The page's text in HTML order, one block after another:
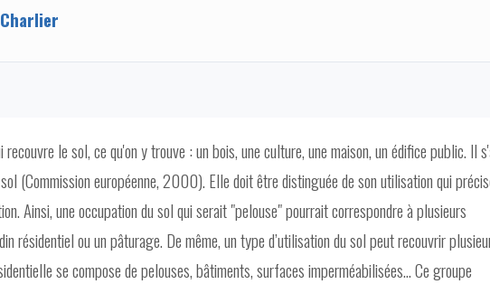
recouvre le sol, ce qu'on y trouve : un bois, une culture, une maison, un édifice public. Il
(Commission européenne, 2000). Elle doit être distinguée de son utilisation qui
Ainsi, une occupation du sol qui serait "pelouse" pourrait correspondre à plusieurs
résidentiel ou un pâturage. De même, un type d’utilisation du sol peut recouvrir
se compose de pelouses, bâtiments, surfaces imperméabilisées... Ce groupe